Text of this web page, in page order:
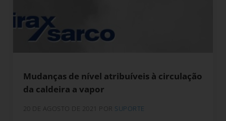
Mudanças de nível atribuíveis à circulação
da caldeira a vapor
20 DE AGOSTO DE 2021 POR SUPORTE